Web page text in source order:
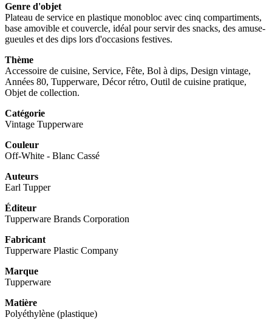
Genre d'objet
Plateau de service en plastique monobloc avec cinq compartiments,
base amovible et couvercle, idéal pour servir des snacks, des amuse-
gueules et des dips lors d'occasions festives.
Thème
Accessoire de cuisine, Service, Fête, Bol à dips, Design vintage,
Années 80, Tupperware, Décor rétro, Outil de cuisine pratique,
Objet de collection.
Catégorie
Vintage Tupperware
Couleur
Off-White - Blanc Cassé
Auteurs
Earl Tupper
Éditeur
Tupperware Brands Corporation
Fabricant
Tupperware Plastic Company
Marque
Tupperware
Matière
Polyéthylène (plastique)